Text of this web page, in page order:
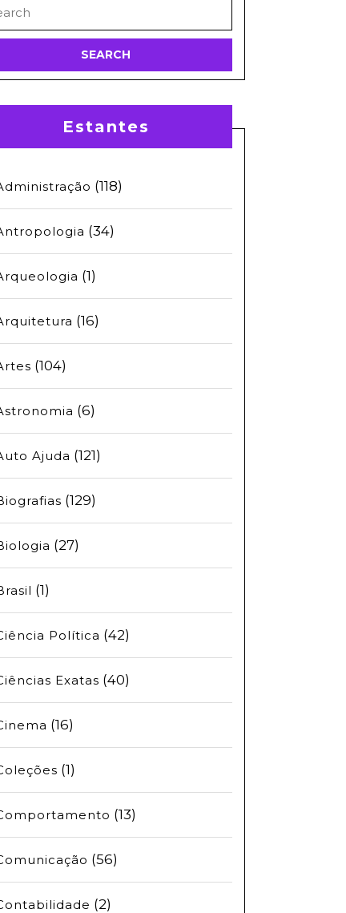
Estantes
(118)
(34)
(1)
(16)
(104)
(6)
Ajuda (121)
(129)
(27)
(1)
Política (42)
Exatas (40)
(16)
(1)
(13)
(56)
(2)